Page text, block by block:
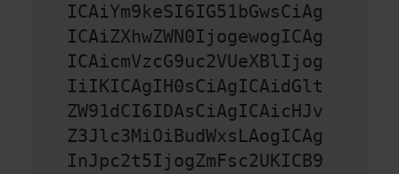
ICAiYm9keSI6IG51bGwsCiAg
ICAiZXhwZWN0IjogewogICAg
ICAicmVzcG9uc2VUeXBlIjog
IiIKICAgIH0sCiAgICAidGlt
ZW91dCI6IDAsCiAgICAicHJv
Z3Jlc3MiOiBudWxsLAogICAg
InJpc2t5IjogZmFsc2UKICB9